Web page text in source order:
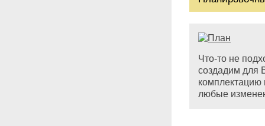
Что-то не
создадим для
любые